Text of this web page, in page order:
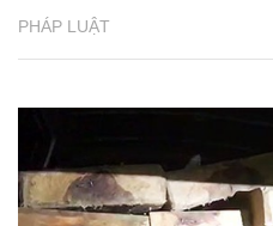
PHÁP LUẬT